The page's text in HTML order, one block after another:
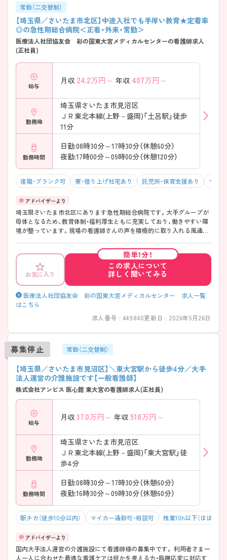
常勤（二交替制）
【埼玉県／さいたま市北区】中途入社でも手厚い教育★定着率
◎の急性期総合病院＜正看・外来・常勤＞
医療法人社団協友会 彩の国東大宮メディカルセンターの看護師求人
(正社員)
給与
月収 24.2万円～ 年収 407万円～
勤務地
埼玉県さいたま市見沼区
ＪＲ東北本線(上野－盛岡)「土呂駅」徒歩
11分
勤務時間
日勤:08時30分～17時30分（休憩60分）
夜勤:17時00分～09時00分（休憩120分）
復職・ブランク可 寮・借り上げ社宅あり 託児所・保育支援あり マイ
埼玉県さいたま市北区にあります急性期総合病院です。大手グループが
母体となるため、教育体制・福利厚生ともに充実しており、働きやすい環
境が整っています。現場の看護師さんの声を積極的に取り入れる風通し
すい＆負担が少なくなるよう工夫をされています♪ホテルのような高級
感溢れる綺麗な院内も魅力の1つです！ ご興味がございましたら、是非お
問い合わせくださいませ！
お気に入り
簡単1分！
この求人について
詳しく聞いてみる
医療法人社団協友会 彩の国東大宮メディカルセンター 求人一覧
はこちら
求人番号 : 449840更新日 : 2026年5月26日
募集停止 常勤（二交替制）
【埼玉県／さいたま市見沼区】＼東大宮駅から徒歩4分／大手
法人運営の介護施設です【一般看護師】
株式会社アンビス 医心館 東大宮の看護師求人(正社員)
給与
月収 37.0万円～ 年収 518万円～
勤務地
埼玉県さいたま市見沼区
ＪＲ東北本線(上野－盛岡)「東大宮駅」徒
歩4分
勤務時間
日勤:08時30分～17時30分（休憩60分）
夜勤:16時30分～09時30分（休憩60分）
駅チカ（徒歩10分以内） マイカー通勤可・相談可 残業10h以下（ほぼなし）
国内大手法人運営の介護施設にて看護師様の募集中です。 利用者さま一
人一人に合わせた最適な看護ケアは何かを考える力・臨機応変に対応す